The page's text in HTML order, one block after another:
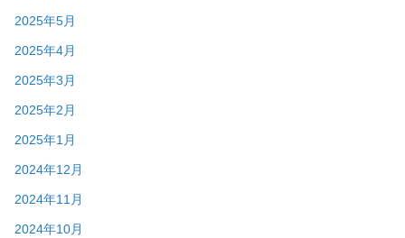
2025年5月
2025年4月
2025年3月
2025年2月
2025年1月
2024年12月
2024年11月
2024年10月